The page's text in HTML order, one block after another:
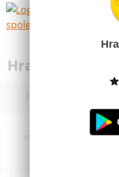
Hračky na ven
Filtrovat dle
Podle názvu od A do Z